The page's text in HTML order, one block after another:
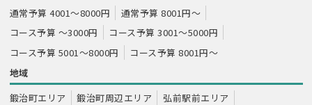
通常予算 4001～8000円
通常予算 8001円～
コース予算 ～3000円
コース予算 3001～5000円
コース予算 5001～8000円
コース予算 8001円～
地域
鍛治町エリア
鍛治町周辺エリア
弘前駅前エリア